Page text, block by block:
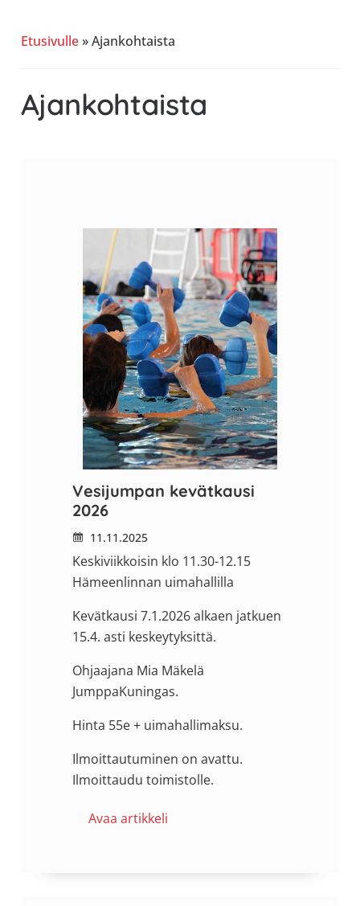
K-
ry
Etusivulle»Ajankohtaista
Ajankohtaista
Vesijumpan kevätkausi
2026
11.11.2025
Keskiviikkoisin klo 11.30-12.15
Hämeenlinnan uimahallilla
Kevätkausi 7.1.2026 alkaen jatkuen
15.4. asti keskeytyksittä.
Ohjaajana Mia Mäkelä
JumppaKuningas.
Hinta 55e + uimahallimaksu.
Ilmoittautuminen on avattu.
Ilmoittaudu toimistolle.
Avaa artikkeli